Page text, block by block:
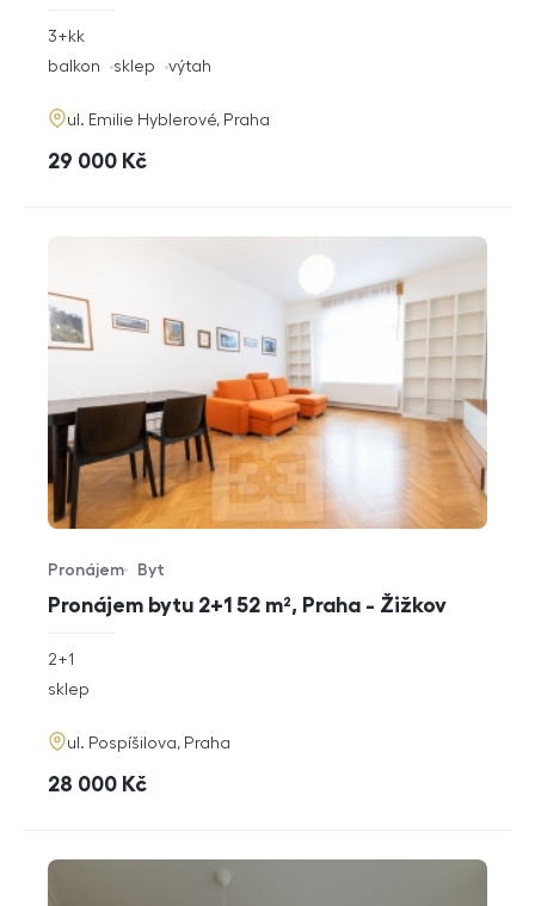
rozměry
3+kk
funkce
balkon sklep výtah
adresa
ul. Emilie Hyblerové, Praha
cena
29 000 Kč
Pronájem bytu 2+1 52 m², Praha - Žižkov
Typ nabídky
Pronájem
Typ nemovitosti
Byt
rozměry
2+1
funkce
sklep
adresa
ul. Pospíšilova, Praha
cena
28 000 Kč